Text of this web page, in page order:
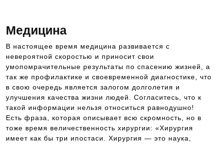
Медицина
В настоящее время медицина развивается с
невероятной скоростью и приносит свои
умопомрачительные результаты по спасению жизней, а
так же профилактике и своевременной диагностике, что
в свою очередь является залогом долголетия и
улучшения качества жизни людей. Согласитесь, что к
такой информации нельзя относиться равнодушно!
Есть фраза, которая описывает всю скромность, но в
тоже время величественность хирургии: «Хирургия
имеет как бы три ипостаси. Хирургия — это наука,